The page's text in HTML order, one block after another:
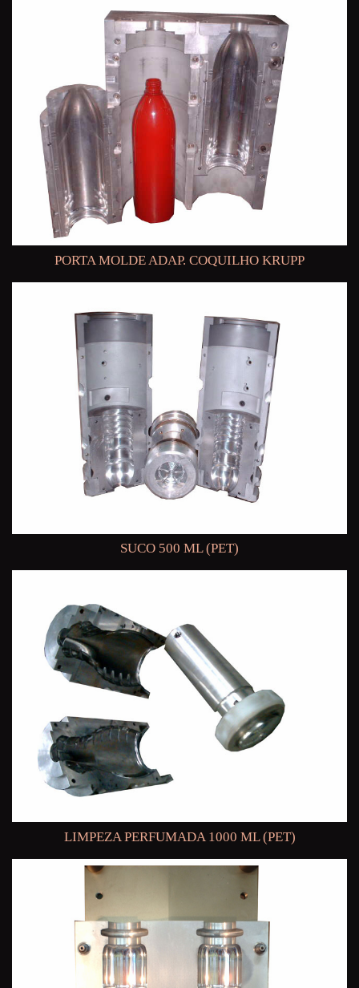
PORTA MOLDE ADAP. COQUILHO KRUPP
SUCO 500 ML (PET)
LIMPEZA PERFUMADA 1000 ML (PET)